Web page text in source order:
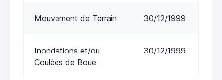
Mouvement de Terrain 30/12/1999
Inondations et/ou
Coulées de Boue
30/12/1999